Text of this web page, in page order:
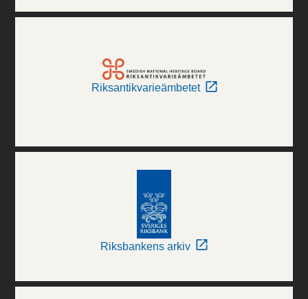
Riksantikvarieämbetet
Riksbankens arkiv